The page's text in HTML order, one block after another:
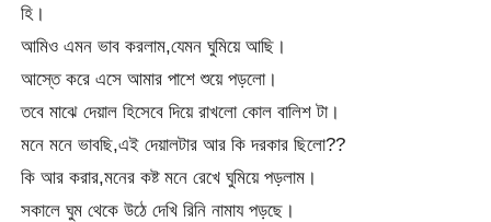
হি।
আমিও এমন ভাব করলাম,যেমন ঘুমিয়ে আছি।
আস্তে করে এসে আমার পাশে শুয়ে পড়লো।
তবে মাঝে দেয়াল হিসেবে দিয়ে রাখলো কোল বালিশ টা।
মনে মনে ভাবছি,এই দেয়ালটার আর কি দরকার ছিলো??
কি আর করার,মনের কষ্ট মনে রেখে ঘুমিয়ে পড়লাম।
সকালে ঘুম থেকে উঠে দেখি রিনি নামায পড়ছে।